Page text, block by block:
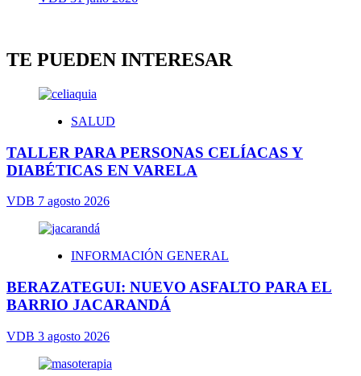
TE PUEDEN INTERESAR
SALUD
TALLER PARA PERSONAS CELÍACAS Y
DIABÉTICAS EN VARELA
VDB 7 agosto 2026
INFORMACIÓN GENERAL
BERAZATEGUI: NUEVO ASFALTO PARA EL
BARRIO JACARANDÁ
VDB 3 agosto 2026